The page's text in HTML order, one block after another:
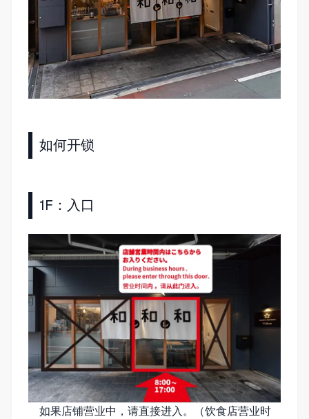
如何开锁
1F：入口
如果店铺营业中，请直接进入。（饮食店营业时